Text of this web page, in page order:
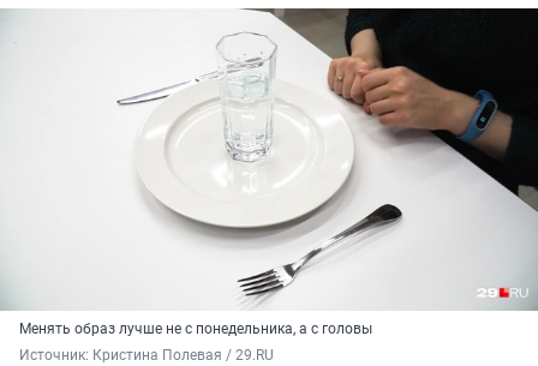
Менять образ лучше не с понедельника, а с головы
Источник: Кристина Полевая / 29.RU